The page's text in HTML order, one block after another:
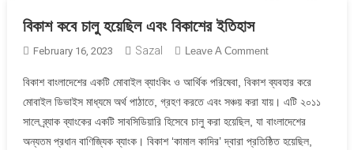
বিকাশ কবে চালু হয়েছিল এবং বিকাশের ইতিহাস
February 16, 2023 Sazal Leave A CommentOn
কবে
চালু
হয়েছিল
এবং
বিকাশ বাংলাদেশের একটি মোবাইল ব্যাংকিং ও আর্থিক পরিষেবা, বিকাশ ব্যবহার করে
মোবাইল ডিভাইস মাধ্যমে অর্থ পাঠাতে, গ্রহণ করতে এবং সঞ্চয় করা যায়। এটি ২০১১
সালে ব্র্যাক ব্যাংকের একটি সাবসিডিয়ারি হিসেবে চালু করা হয়েছিল, যা বাংলাদেশের
অন্যতম প্রধান বাণিজ্যিক ব্যাংক। বিকাশ ‘কামাল কাদির’ দ্বারা প্রতিষ্ঠিত হয়েছিল,